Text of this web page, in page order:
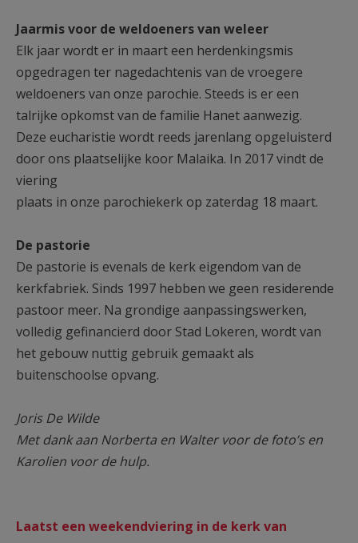
Jaarmis voor de weldoeners van weleer
Elk jaar wordt er in maart een herdenkingsmis
opgedragen ter nagedachtenis van de vroegere
weldoeners van onze parochie. Steeds is er een
talrijke opkomst van de familie Hanet aanwezig.
Deze eucharistie wordt reeds jarenlang opgeluisterd
door ons plaatselijke koor Malaika. In 2017 vindt de
viering
plaats in onze parochiekerk op zaterdag 18 maart.
De pastorie
De pastorie is evenals de kerk eigendom van de
kerkfabriek. Sinds 1997 hebben we geen residerende
pastoor meer. Na grondige aanpassingswerken,
volledig gefinancierd door Stad Lokeren, wordt van
het gebouw nuttig gebruik gemaakt als
buitenschoolse opvang.
Joris De Wilde
Met dank aan Norberta en Walter voor de foto’s en
Karolien voor de hulp.
Laatst een weekendviering in de kerk van